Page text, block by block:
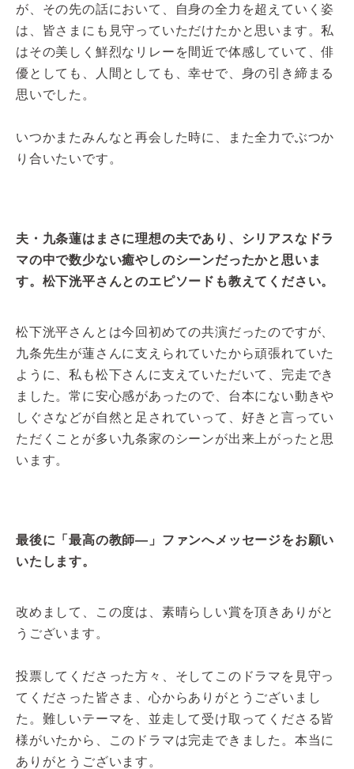
が、その先の話において、自身の全力を超えていく姿
は、皆さまにも見守っていただけたかと思います。私
はその美しく鮮烈なリレーを間近で体感していて、俳
優としても、人間としても、幸せで、身の引き締まる
思いでした。
いつかまたみんなと再会した時に、また全力でぶつか
り合いたいです。
夫・九条蓮はまさに理想の夫であり、シリアスなドラ
マの中で数少ない癒やしのシーンだったかと思いま
す。松下洸平さんとのエピソードも教えてください。
松下洸平さんとは今回初めての共演だったのですが、
九条先生が蓮さんに支えられていたから頑張れていた
ように、私も松下さんに支えていただいて、完走でき
ました。常に安心感があったので、台本にない動きや
しぐさなどが自然と足されていって、好きと言ってい
ただくことが多い九条家のシーンが出来上がったと思
います。
最後に「最高の教師―」ファンへメッセージをお願い
いたします。
改めまして、この度は、素晴らしい賞を頂きありがと
うございます。
投票してくださった方々、そしてこのドラマを見守っ
てくださった皆さま、心からありがとうございまし
た。難しいテーマを、並走して受け取ってくださる皆
様がいたから、このドラマは完走できました。本当に
ありがとうございます。